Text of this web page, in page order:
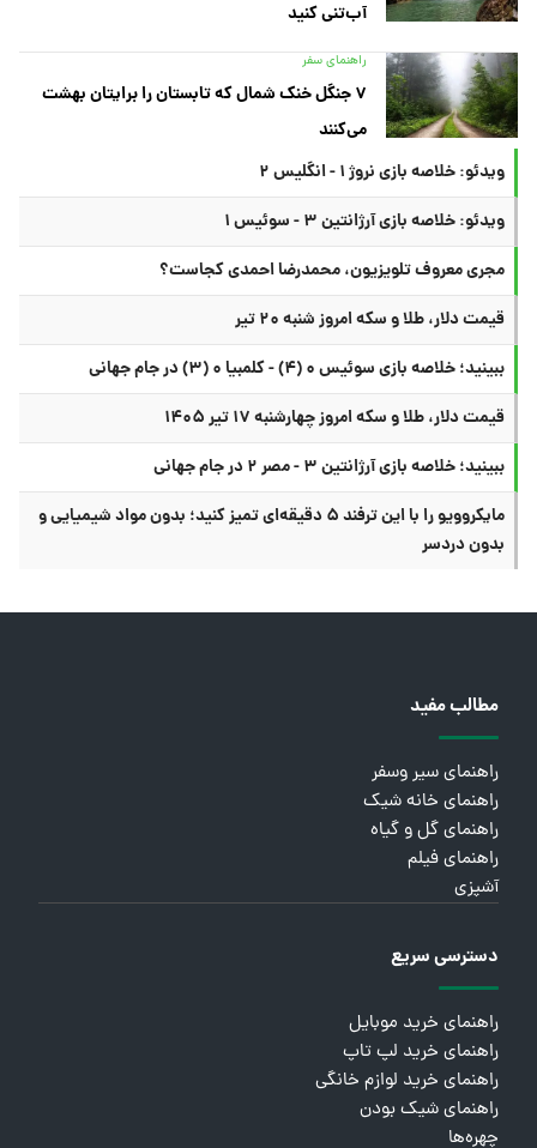
آب‌تنی کنید
راهنمای سفر
۷ جنگل خنک شمال که تابستان را برایتان بهشت
می‌کنند
ویدئو: خلاصه بازی نروژ ۱ - انگلیس ۲
ویدئو: خلاصه بازی آرژانتین ۳ - سوئیس ۱
مجری معروف تلویزیون، محمدرضا احمدی کجاست؟
قیمت دلار، طلا و سکه امروز شنبه ۲۰ تیر
ببینید؛ خلاصه بازی سوئیس ۰ (۴) - کلمبیا ۰ (۳) در جام جهانی
قیمت دلار، طلا و سکه امروز چهارشنبه ۱۷ تیر ۱۴۰۵
ببینید؛ خلاصه بازی آرژانتین ۳ - مصر ۲ در جام جهانی
مایکروویو را با این ترفند ۵ دقیقه‌ای تمیز کنید؛ بدون مواد شیمیایی و
بدون دردسر
مطالب مفید
راهنمای سیر وسفر
راهنمای خانه شیک
راهنمای گل و گیاه
راهنمای فیلم
آشپزی
دسترسی سریع
راهنمای خرید موبایل
راهنمای خرید لپ تاپ
راهنمای خرید لوازم خانگی
راهنمای شیک بودن
چهره‌ها